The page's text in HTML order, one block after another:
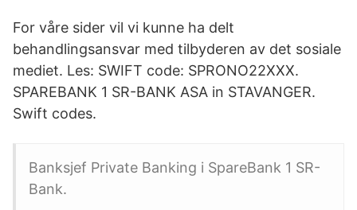
For våre sider vil vi kunne ha delt
behandlingsansvar med tilbyderen av det sosiale
mediet. Les: SWIFT code: SPRONO22XXX.
SPAREBANK 1 SR-BANK ASA in STAVANGER.
Swift codes.
Banksjef Private Banking i SpareBank 1 SR-
Bank.